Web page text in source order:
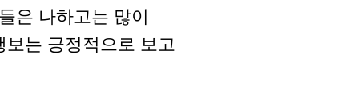
은 나하고는 많이
는 긍정적으로 보고